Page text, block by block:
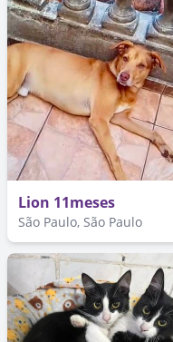
Lion 11meses
São Paulo, São Paulo